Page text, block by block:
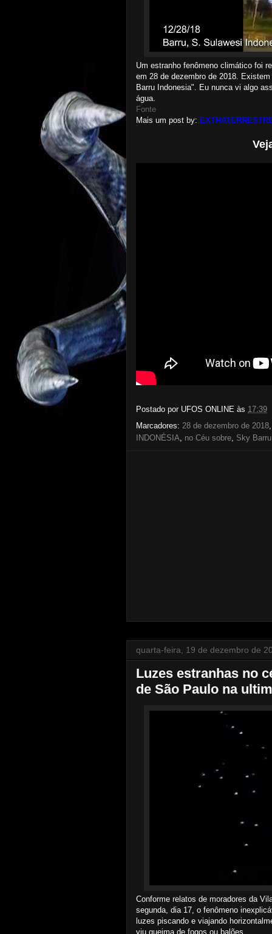
Um estranho fenômeno climático foi
em 28 de dezembro de 2018.
Barru Indonesia". Eu nunca vi algo
água.
Fonte
Mais um post by:
Postado por UFOS ONLINE às 17:39
Marcadores: 28 de dezembro de 2018
INDONÉSIA, no Céu sobre, Sky
quarta-feira, 19 de dezembro de
Luzes estranhas no
de São Paulo na
Conforme relatos de moradores da
segunda, dia 17, o fenômeno
luzes piscando e viajando
viu queima de fogos ou balões.